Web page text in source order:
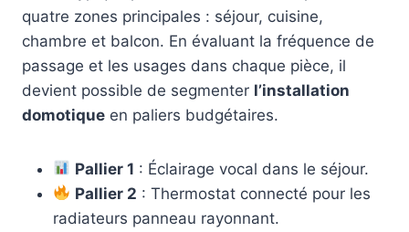
quatre zones principales : séjour, cuisine,
chambre et balcon. En évaluant la fréquence de
passage et les usages dans chaque pièce, il
devient possible de segmenter l’installation
domotique en paliers budgétaires.
Pallier 1 : Éclairage vocal dans le séjour.
Pallier 2 : Thermostat connecté pour les
radiateurs panneau rayonnant.